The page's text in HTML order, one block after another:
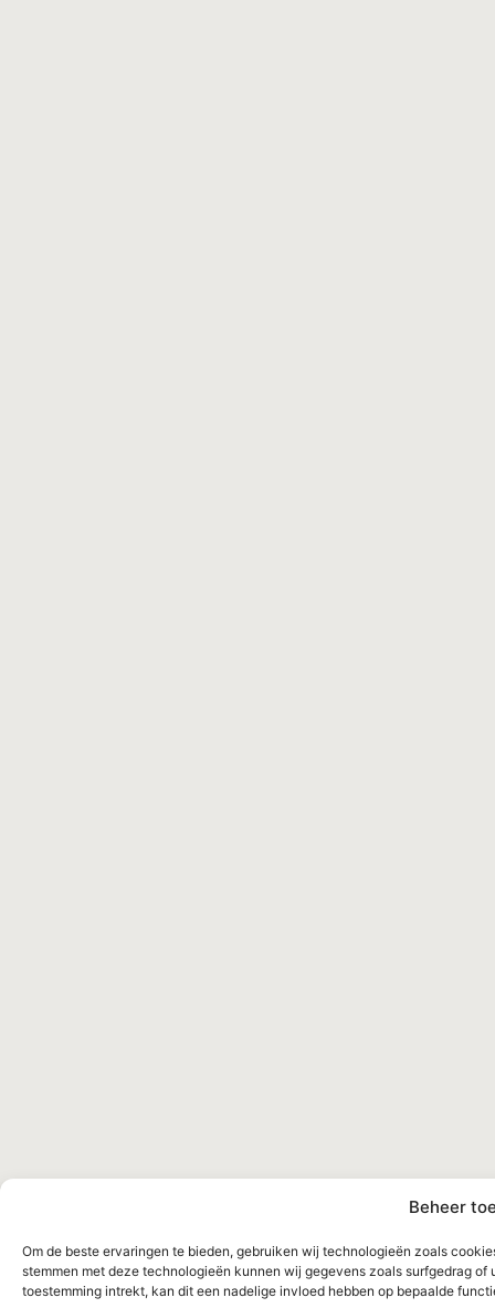
Beheer
Om de beste ervaringen te bieden, gebruiken wij technologieën zoals
stemmen met deze technologieën kunnen wij gegevens zoals surfgedrag
toestemming intrekt, kan dit een nadelige invloed hebben op bepaalde